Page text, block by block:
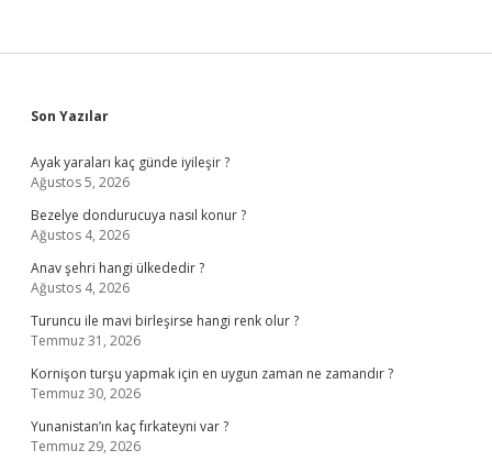
Sidebar
Son Yazılar
Ayak yaraları kaç günde iyileşir ?
Ağustos 5, 2026
Bezelye dondurucuya nasıl konur ?
Ağustos 4, 2026
Anav şehri hangi ülkededir ?
Ağustos 4, 2026
Turuncu ile mavi birleşirse hangi renk olur ?
Temmuz 31, 2026
Kornişon turşu yapmak için en uygun zaman ne zamandır ?
Temmuz 30, 2026
Yunanistan’ın kaç fırkateyni var ?
Temmuz 29, 2026